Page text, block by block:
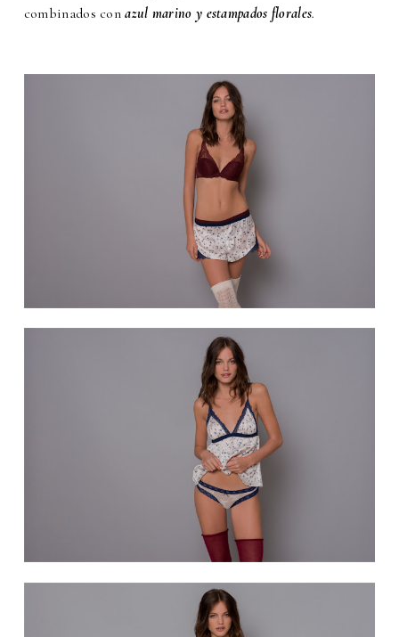
combinados conazul marino y estampados florales.